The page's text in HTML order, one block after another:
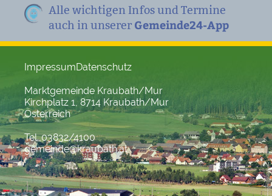
Alle wichtigen Infos und Termine
auch in unserer Gemeinde24-App
ImpressumDatenschutz
Marktgemeinde Kraubath/Mur
Kirchplatz 1, 8714 Kraubath/Mur
Österreich
Tel. 03832/4100
gemeinde@kraubath.at